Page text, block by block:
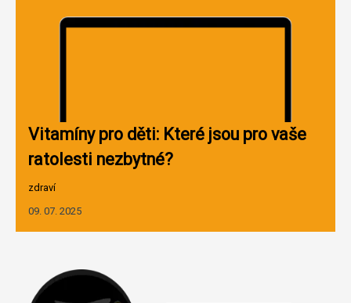
Vitamíny pro děti: Které jsou pro vaše
ratolesti nezbytné?
zdraví
09. 07. 2025